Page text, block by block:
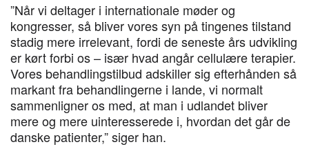
”Når vi deltager i internationale møder og
kongresser, så bliver vores syn på tingenes tilstand
stadig mere irrelevant, fordi de seneste års udvikling
er kørt forbi os – især hvad angår cellulære terapier.
Vores behandlingstilbud adskiller sig efterhånden så
markant fra behandlingerne i lande, vi normalt
sammenligner os med, at man i udlandet bliver
mere og mere uinteresserede i, hvordan det går de
danske patienter,” siger han.